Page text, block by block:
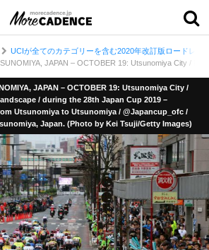
UCIが全てのカテゴリーを含む2020年改訂版ロードレー
JAPAN – OCTOBER 19: Utsunomiya City /
JAPAN – OCTOBER 19: Utsunomiya City /
/ during the 28th Japan Cup 2019 –
Utsunomiya to Utsunomiya / @Japancup_ofc /
Japan. (Photo by Kei Tsuji/Getty Images)